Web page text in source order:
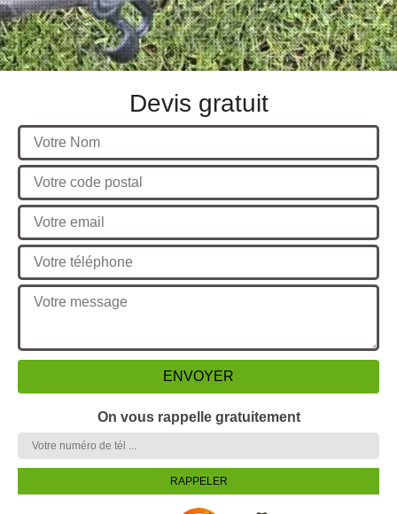
Devis gratuit
On vous rappelle gratuitement